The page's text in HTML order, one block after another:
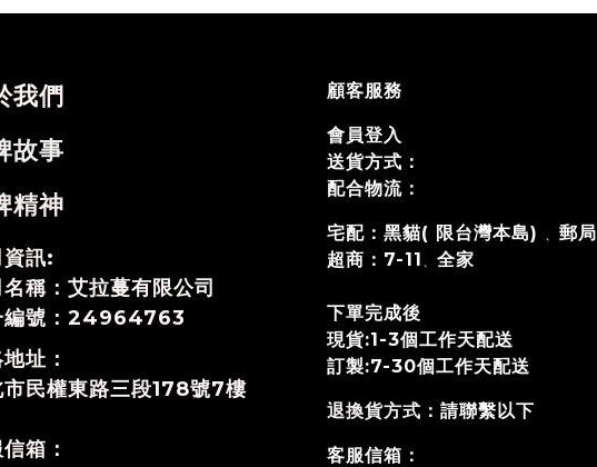
我們
故事
精神
資訊:
稱：艾拉蔓有限公司
編號：24964763
址：
市民權東路三段178號7樓
箱：
顧客服務
會員登入
送貨方式：
配合物流：
宅配：黑貓( 限台灣本島)
郵局
超商：7-11
全家
下單完成後
現貨:1-3個工作天配送
訂製:7-30個工作天配送
退換貨方式 ：請聯繫以下
客服信箱：